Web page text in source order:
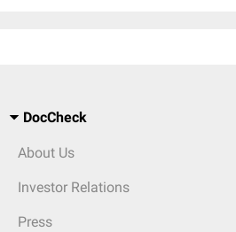
DocCheck
About Us
Investor Relations
Press